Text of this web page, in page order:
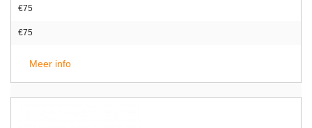
€75
€75
Meer info